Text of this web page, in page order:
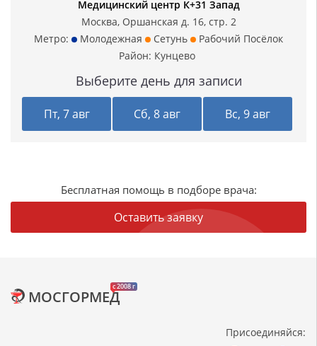
Медицинский центр К+31 Запад
Москва, Оршанская д. 16, стр. 2
Метро:
Молодежная Сетунь
Рабочий Посёлок
Район: Кунцево
Выберите день для записи
Пт, 7 авг Сб, 8 авг Вс, 9 авг
Бесплатная помощь в подборе врача:
Оставить заявку
c 2008 г
МОСГОРМЕД
Присоединяйся: